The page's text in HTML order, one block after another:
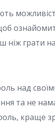
ніж грати
над
та не
краще